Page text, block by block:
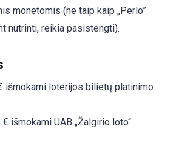
monetomis (ne taip kaip „Perlo”
nutrinti, reikia pasistengti).
išmokami loterijos bilietų platinimo
išmokami UAB „Žalgirio loto“